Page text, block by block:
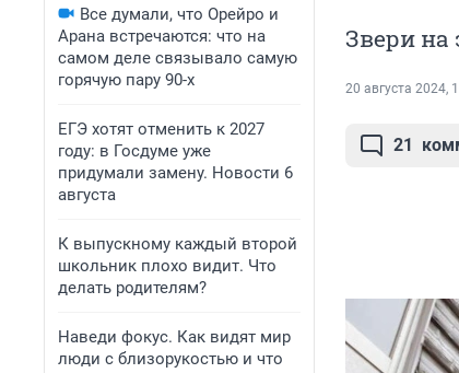
Все думали, что Орейро и
Арана встречаются: что на
самом деле связывало самую
горячую пару 90-х
ЕГЭ хотят отменить к 2027
году: в Госдуме уже
придумали замену. Новости 6
августа
К выпускному каждый второй
школьник плохо видит. Что
делать родителям?
Наведи фокус. Как видят мир
люди с близорукостью и что
Звери на
20 августа 2024,
21